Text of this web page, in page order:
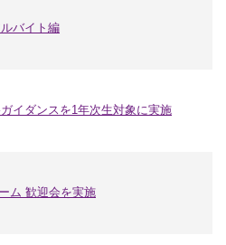
バイト編
イダンスを1年次生対象に実施
ム 歓迎会を実施